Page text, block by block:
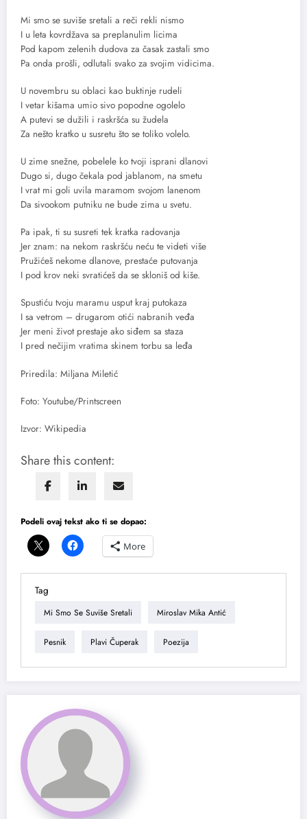
Mi smo se suviše sretali a reči rekli nismo
I u leta kovrdžava sa preplanulim licima
Pod kapom zelenih dudova za časak zastali smo
Pa onda prošli, odlutali svako za svojim vidicima.
U novembru su oblaci kao buktinje rudeli
I vetar kišama umio sivo popodne ogolelo
A putevi se dužili i raskršća su žudela
Za nešto kratko u susretu što se toliko volelo.
U zime snežne, pobelele ko tvoji isprani dlanovi
Dugo si, dugo čekala pod jablanom, na smetu
I vrat mi goli uvila maramom svojom lanenom
Da sivookom putniku ne bude zima u svetu.
Pa ipak, ti su susreti tek kratka radovanja
Jer znam: na nekom raskršću neću te videti više
Pružićeš nekome dlanove, prestaće putovanja
I pod krov neki svratićeš da se skloniš od kiše.
Spustiću tvoju maramu usput kraj putokaza
I sa vetrom – drugarom otići nabranih veđa
Jer meni život prestaje ako siđem sa staza
I pred nečijim vratima skinem torbu sa leđa
Priredila: Miljana Miletić
Foto: Youtube/Printscreen
Izvor: Wikipedia
Share this content:
Podeli ovaj tekst ako ti se dopao:
More
Tag
Mi Smo Se Suviše Sretali Miroslav Mika Antić
Pesnik Plavi Čuperak Poezija